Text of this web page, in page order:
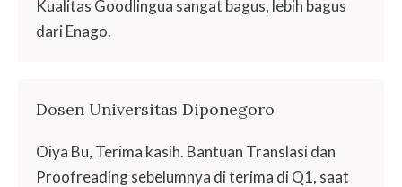
Kualitas Goodlingua sangat bagus, lebih bagus
dari Enago.
Dosen Universitas Diponegoro
Oiya Bu, Terima kasih. Bantuan Translasi dan
Proofreading sebelumnya di terima di Q1, saat